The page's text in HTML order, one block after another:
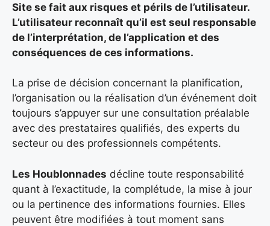
Site se fait aux risques et périls de l’utilisateur.
L’utilisateur reconnaît qu’il est seul responsable
de l’interprétation, de l’application et des
conséquences de ces informations.
La prise de décision concernant la planification,
l’organisation ou la réalisation d’un événement doit
toujours s’appuyer sur une consultation préalable
avec des prestataires qualifiés, des experts du
secteur ou des professionnels compétents.
Les Houblonnades décline toute responsabilité
quant à l’exactitude, la complétude, la mise à jour
ou la pertinence des informations fournies. Elles
peuvent être modifiées à tout moment sans